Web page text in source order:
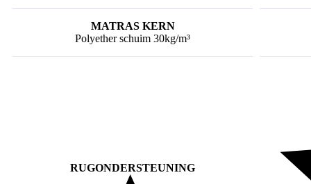
Polyether schuim 30kg/m³